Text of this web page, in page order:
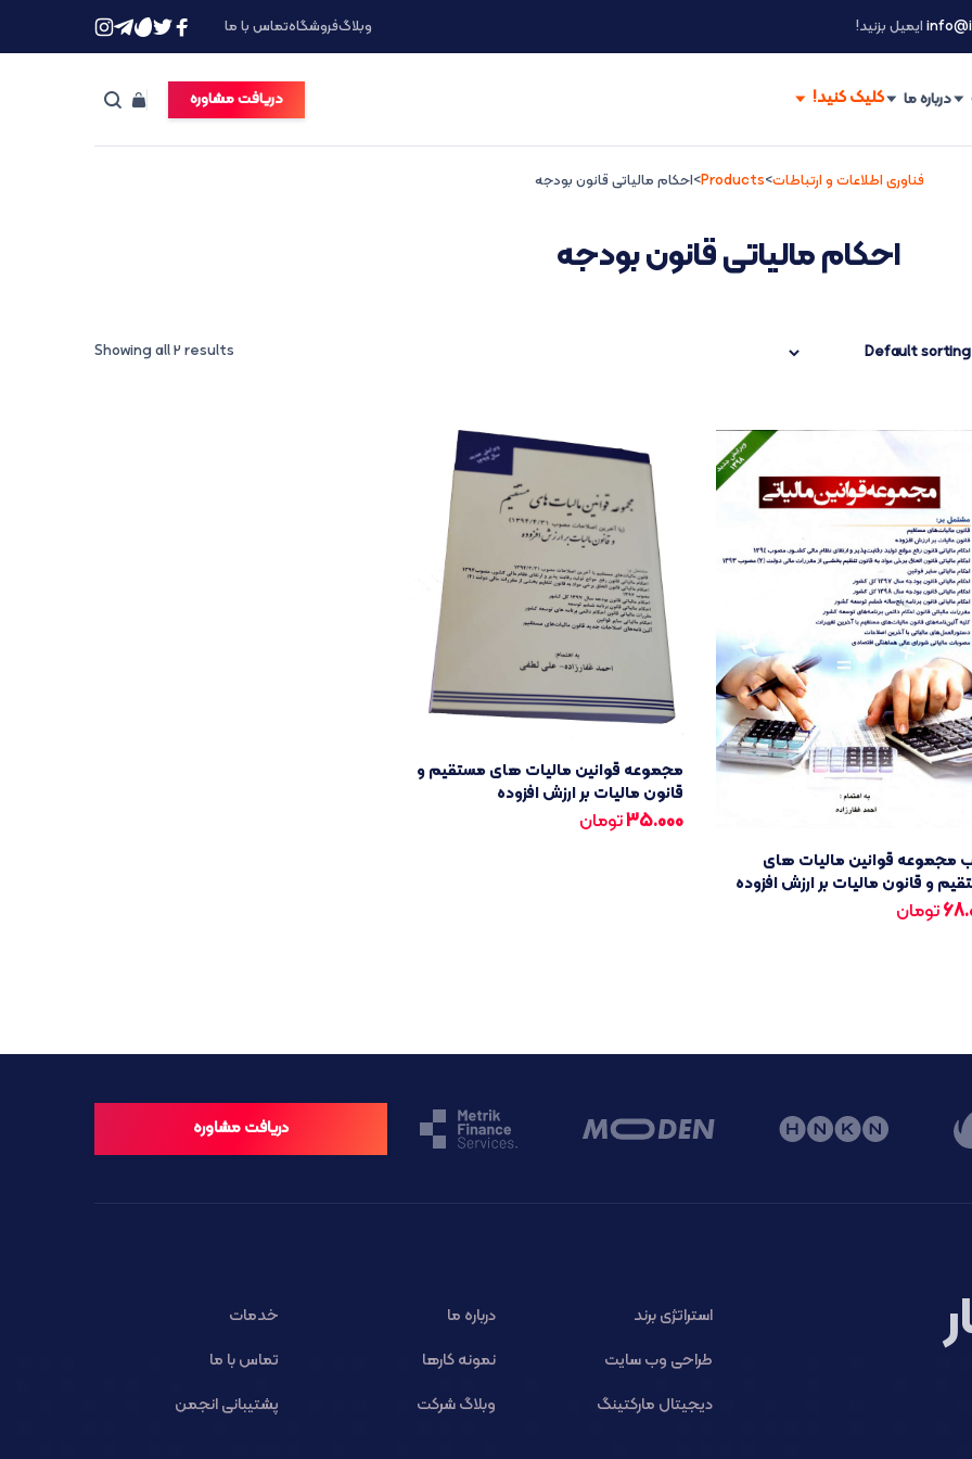
ایمیل بزنید! وبلاگفروشگاهتماس با ما
درباره ما دریافت مشاوره
فناوری اطلاعات و ارتباطات>
Products
>احکام مالیاتی قانون بودجه
احکام مالیاتی قانون بودجه
Showing all 2 results
مجموعه قوانین مالیات های
و قانون مالیات بر ارزش افزوده
تومان
مجموعه قوانین مالیات های مستقیم و
قانون مالیات بر ارزش افزوده
35.000تومان
دریافت مشاوره
استراتژی برند درباره ما
خدمات
طراحی وب سایت
نمونه کارها
تماس با ما
دیجیتال مارکتینگ
وبلاگ شرکت پشتیبانی انجمن